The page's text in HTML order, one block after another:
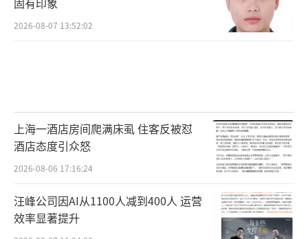
2026-08-07 13:52:02
上海一酒店房间爬满床虱 住客反被怼
酒店态度引众怒
2026-08-06 17:16:24
汪峰公司因AI从1100人减到400人 运营
效率显著提升